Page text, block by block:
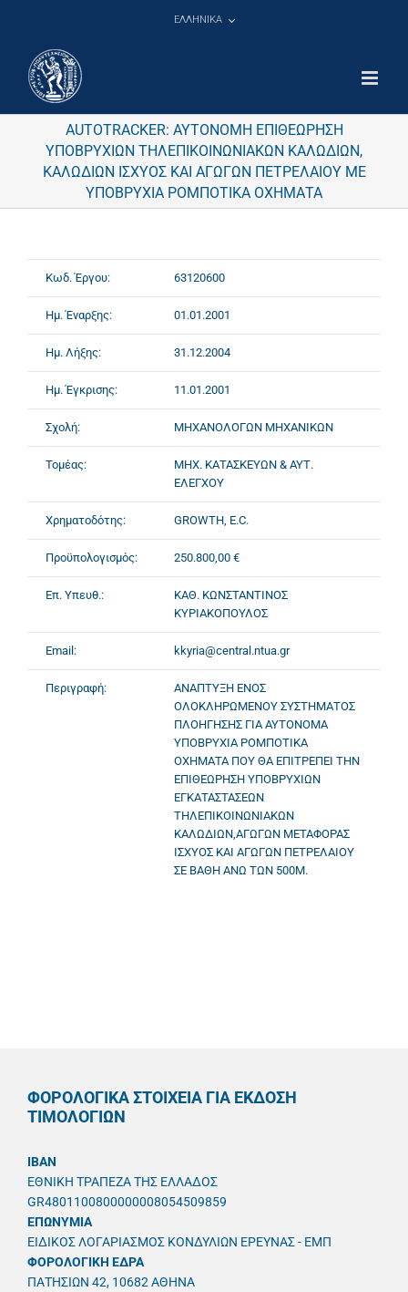
ΕΛΛΗΝΙΚΑ
AUTOTRACKER: ΑΥΤΟΝΟΜΗ ΕΠΙΘΕΩΡΗΣΗ
ΥΠΟΒΡΥΧΙΩΝ ΤΗΛΕΠΙΚΟΙΝΩΝΙΑΚΩΝ ΚΑΛΩΔΙΩΝ,
ΚΑΛΩΔΙΩΝ ΙΣΧΥΟΣ ΚΑΙ ΑΓΩΓΩΝ ΠΕΤΡΕΛΑΙΟΥ ΜΕ
ΥΠΟΒΡΥΧΙΑ ΡΟΜΠΟΤΙΚΑ ΟΧΗΜΑΤΑ
Κωδ. Έργου: 63120600
Ημ. Έναρξης: 01.01.2001
Ημ. Λήξης: 31.12.2004
Ημ. Έγκρισης: 11.01.2001
Σχολή: ΜΗΧΑΝΟΛΟΓΩΝ ΜΗΧΑΝΙΚΩΝ
Τομέας:
ΜΗΧ. ΚΑΤΑΣΚΕΥΩΝ & ΑΥΤ.
ΕΛΕΓΧΟΥ
Χρηματοδότης: GROWTH, E.C.
Προϋπολογισμός: 250.800,00 €
Επ. Υπευθ.:
ΚΑΘ. ΚΩΝΣΤΑΝΤΙΝΟΣ
ΚΥΡΙΑΚΟΠΟΥΛΟΣ
Email: kkyria@central.ntua.gr
Περιγραφή:
ΑΝΑΠΤΥΞΗ ΕΝΟΣ
ΟΛΟΚΛΗΡΩΜΕΝΟΥ ΣΥΣΤΗΜΑΤΟΣ
ΠΛΟΗΓΗΣΗΣ ΓΙΑ ΑΥΤΟΝΟΜΑ
ΥΠΟΒΡΥΧΙΑ ΡΟΜΠΟΤΙΚΑ
ΟΧΗΜΑΤΑ ΠΟΥ ΘΑ ΕΠΙΤΡΕΠΕΙ ΤΗΝ
ΕΠΙΘΕΩΡΗΣΗ ΥΠΟΒΡΥΧΙΩΝ
ΕΓΚΑΤΑΣΤΑΣΕΩΝ
ΤΗΛΕΠΙΚΟΙΝΩΝΙΑΚΩΝ
ΚΑΛΩΔΙΩΝ,ΑΓΩΓΩΝ ΜΕΤΑΦΟΡΑΣ
ΙΣΧΥΟΣ ΚΑΙ ΑΓΩΓΩΝ ΠΕΤΡΕΛΑΙΟΥ
ΣΕ ΒΑΘΗ ΑΝΩ ΤΩΝ 500Μ.
ΦΟΡΟΛΟΓΙΚΑ ΣΤΟΙΧΕΙΑ ΓΙΑ ΕΚΔΟΣΗ
ΤΙΜΟΛΟΓΙΩΝ
IBAN
ΕΘΝΙΚΗ ΤΡΑΠΕΖΑ ΤΗΣ ΕΛΛΑΔΟΣ
GR4801100800000008054509859
ΕΠΩΝΥΜΙΑ
ΕΙΔΙΚΟΣ ΛΟΓΑΡΙΑΣΜΟΣ ΚΟΝΔΥΛΙΩΝ ΕΡΕΥΝΑΣ - ΕΜΠ
ΦΟΡΟΛΟΓΙΚΗ ΕΔΡΑ
ΠΑΤΗΣΙΩΝ 42, 10682 ΑΘΗΝΑ